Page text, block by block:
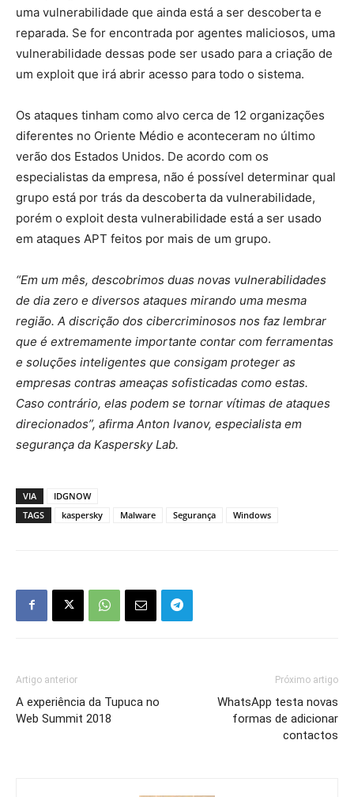
uma vulnerabilidade que ainda está a ser descoberta e
reparada. Se for encontrada por agentes maliciosos, uma
vulnerabilidade dessas pode ser usado para a criação de
um exploit que irá abrir acesso para todo o sistema.
Os ataques tinham como alvo cerca de 12 organizações
diferentes no Oriente Médio e aconteceram no último
verão dos Estados Unidos. De acordo com os
especialistas da empresa, não é possível determinar qual
grupo está por trás da descoberta da vulnerabilidade,
porém o exploit desta vulnerabilidade está a ser usado
em ataques APT feitos por mais de um grupo.
“Em um mês, descobrimos duas novas vulnerabilidades
de dia zero e diversos ataques mirando uma mesma
região. A discrição dos cibercriminosos nos faz lembrar
que é extremamente importante contar com ferramentas
e soluções inteligentes que consigam proteger as
empresas contras ameaças sofisticadas como estas.
Caso contrário, elas podem se tornar vítimas de ataques
direcionados”, afirma Anton Ivanov, especialista em
segurança da Kaspersky Lab.
VIA
IDGNOW
TAGS
kaspersky Malware Segurança Windows
Artigo anterior
A experiência da Tupuca no
Web Summit 2018
Próximo artigo
WhatsApp testa novas
formas de adicionar
contactos